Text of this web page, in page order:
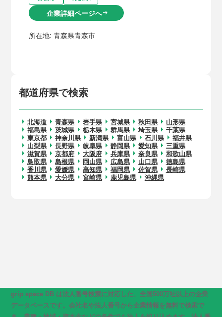
都道府県で検索
北海道 青森県 岩手県 宮城県 秋田県
山形県
福島県
茨城県 栃木県 群馬県 埼玉県
千葉県
東京都
神奈川県 新潟県 富山県 石川県
福井県
山梨県
長野県 岐阜県 静岡県 愛知県
三重県
滋賀県
京都府 大阪府 兵庫県 奈良県
和歌山県
鳥取県
島根県 岡山県 広島県 山口県
徳島県
香川県
愛媛県 高知県 福岡県 佐賀県
長崎県
熊本県
大分県 宮崎県 鹿児島県 沖縄県
企業詳細ページへarrow_right_alt
所在地:青森県青森市
grip space DB は法人番号検索に対応した、全国500万社以上の企業
データベースです。会社名や法人番号から企業情報を無料で検索で